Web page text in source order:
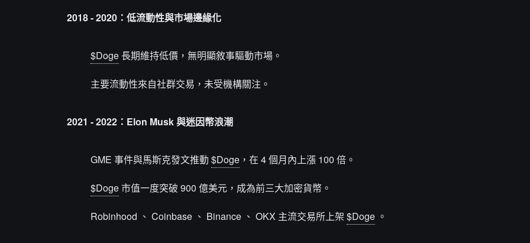
2018 - 2020：低流動性與市場邊緣化
$Doge長期維持低價，無明顯敘事驅動市場。
主要流動性來自社群交易，未受機構關注。
2021 - 2022：Elon Musk 與迷因幣浪潮
GME 事件與馬斯克發文推動$Doge ，在 4 個月內上漲 100 倍。
$Doge市值一度突破 900 億美元，成為前三大加密貨幣。
Robinhood 、 Coinbase 、 Binance 、 OKX 主流交易所上架$Doge 。